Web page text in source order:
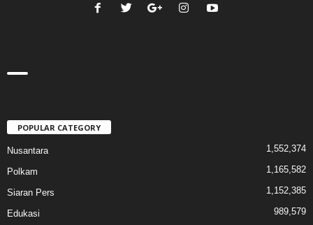
POPULAR CATEGORY
Nusantara 1,552,374
Polkam 1,165,582
Siaran Pers 1,152,385
Edukasi 989,579